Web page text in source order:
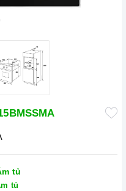
tủ
tủ